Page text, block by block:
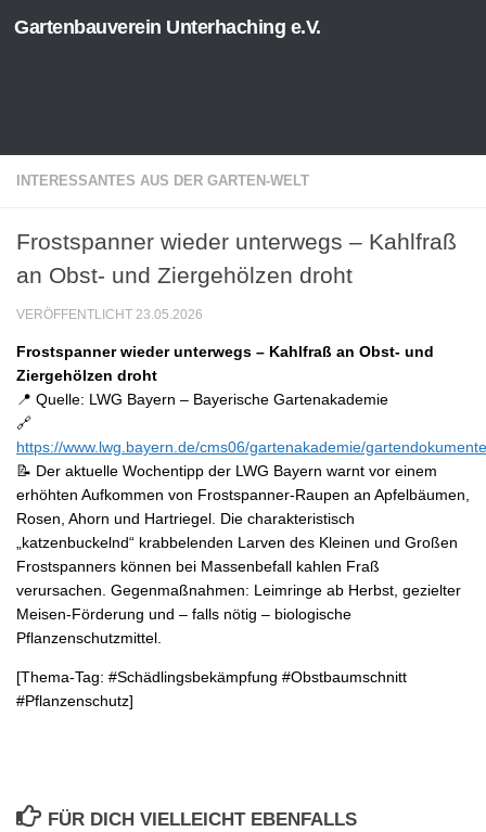
Zum Inhalt springen
Gartenbauverein Unterhaching e.V.
INTERESSANTES AUS DER GARTEN-WELT
Frostspanner wieder unterwegs – Kahlfraß
an Obst- und Ziergehölzen droht
VERÖFFENTLICHT 23.05.2026
Frostspanner wieder unterwegs – Kahlfraß an Obst- und
Ziergehölzen droht
📍 Quelle: LWG Bayern – Bayerische Gartenakademie
🔗
https://www.lwg.bayern.de/cms06/gartenakademie/
📝 Der aktuelle Wochentipp der LWG Bayern warnt vor einem
erhöhten Aufkommen von Frostspanner-Raupen an Apfelbäumen,
Rosen, Ahorn und Hartriegel. Die charakteristisch
„katzenbuckelnd“ krabbelenden Larven des Kleinen und Großen
Frostspanners können bei Massenbefall kahlen Fraß
verursachen. Gegenmaßnahmen: Leimringe ab Herbst, gezielter
Meisen-Förderung und – falls nötig – biologische
Pflanzenschutzmittel.
[Thema-Tag: #Schädlingsbekämpfung #Obstbaumschnitt
#Pflanzenschutz]
FÜR DICH VIELLEICHT EBENFALLS